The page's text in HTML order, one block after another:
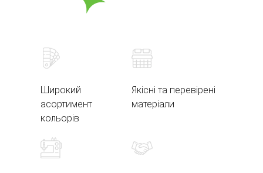
Широкий
асортимент
кольорів
Якісні та перевірені
матеріали